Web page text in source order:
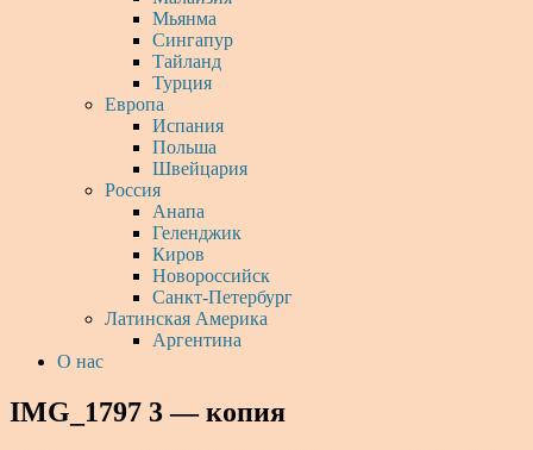
Мьянма
Сингапур
Тайланд
Турция
Европа
Испания
Польша
Швейцария
Россия
Анапа
Геленджик
Киров
Новороссийск
Санкт-Петербург
Латинская Америка
Аргентина
О нас
IMG_1797 3 — копия